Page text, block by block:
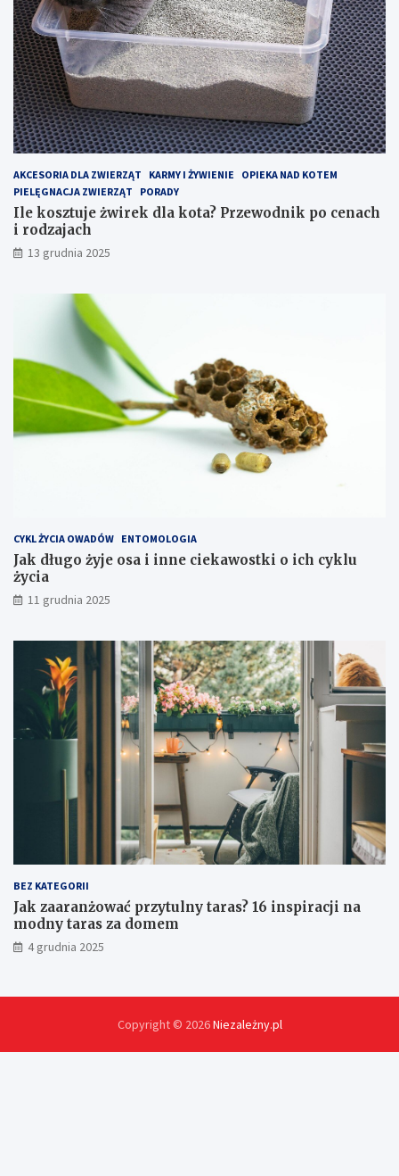
a
c
h
–
j
a
k
z
o
p
t
y
m
a
l
ć
o
t
l
o
a
t
j
n
i
k
p
o
c
e
n
a
c
h
i
r
o
d
h
AKCESORIA DLA ZWIERZĄT KARMY I ŻYWIENIE
OPIEKA NAD KOTEM
PIELĘGNACJA ZWIERZĄT
PORADY
Ile kosztuje żwirek dla kota? Przewodnik po cenach
i rodzajach
13 grudnia 2025
CYKL ŻYCIA OWADÓW ENTOMOLOGIA
Jak długo żyje osa i inne ciekawostki o ich cyklu
życia
11 grudnia 2025
BEZ KATEGORII
Jak zaaranżować przytulny taras? 16 inspiracji na
modny taras za domem
4 grudnia 2025
Copyright © 2026Niezależny.pl